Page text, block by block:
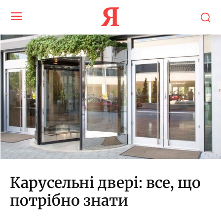
Я
Карусельні двері: все, що
потрібно знати